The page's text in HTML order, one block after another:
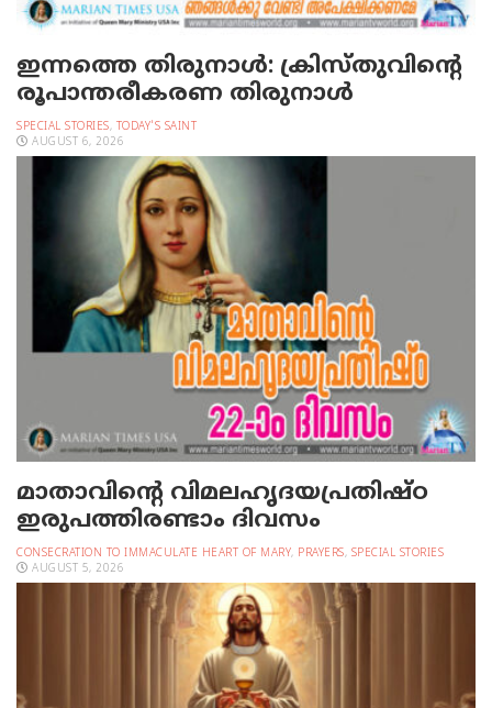
ഇന്നത്തെ തിരുനാള്‍: ക്രിസ്തുവിന്റെ
രൂപാന്തരീകരണ തിരുനാള്‍
SPECIAL STORIES, TODAY'S SAINT
AUGUST 6, 2026
മാതാവിന്റെ വിമലഹൃദയപ്രതിഷ്ഠ
ഇരുപത്തിരണ്ടാം ദിവസം
CONSECRATION TO IMMACULATE HEART OF MARY, PRAYERS, SPECIAL STORIES
AUGUST 5, 2026